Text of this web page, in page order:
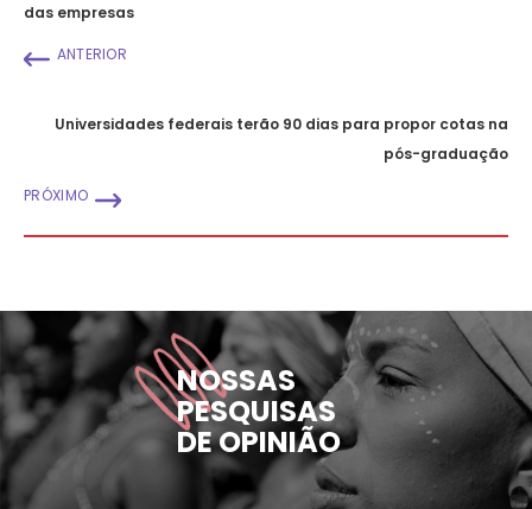
das empresas
ANTERIOR
Universidades federais terão 90 dias para propor cotas na
pós-graduação
PRÓXIMO
NOSSAS
PESQUISAS
DE OPINIÃO